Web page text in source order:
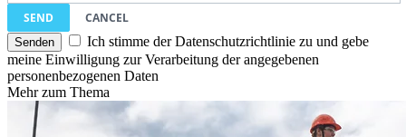
SEND
CANCEL
Ich stimme der Datenschutzrichtlinie zu und gebe
meine Einwilligung zur Verarbeitung der angegebenen
personenbezogenen Daten
Mehr zum Thema